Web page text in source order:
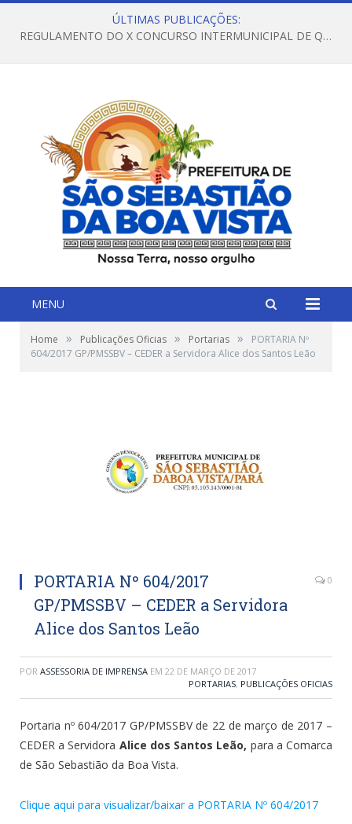
ÚLTIMAS PUBLICAÇÕES:
REGULAMENTO DO X CONCURSO INTERMUNICIPAL DE QUADRILHAS JUNINAS – 2026 – ARRAIÁ DA VENEZA
MENU
Home » Publicações Oficias » Portarias »
PORTARIA Nº
604/2017 GP/PMSSBV – CEDER a Servidora Alice dos Santos Leão
PORTARIA Nº 604/2017
GP/PMSSBV – CEDER a Servidora
Alice dos Santos Leão
0
POR ASSESSORIA DE IMPRENSA EM 22 DE MARÇO DE 2017
PORTARIAS, PUBLICAÇÕES OFICIAS
Portaria nº 604/2017 GP/PMSSBV de 22 de março de 2017 –
CEDER a Servidora Alice dos Santos Leão, para a Comarca
de São Sebastião da Boa Vista.
Clique aqui para visualizar/baixar a PORTARIA Nº 604/2017